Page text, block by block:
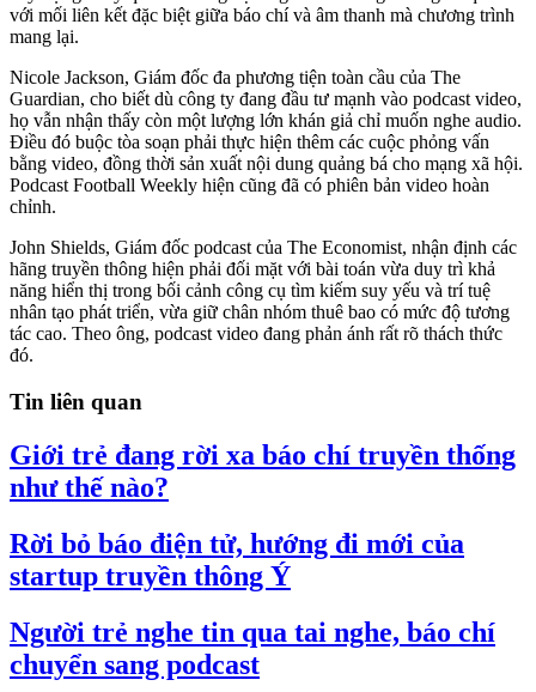
với mối liên kết đặc biệt giữa báo chí và âm thanh mà chương trình
mang lại.
Nicole Jackson, Giám đốc đa phương tiện toàn cầu của The
Guardian, cho biết dù công ty đang đầu tư mạnh vào podcast video,
họ vẫn nhận thấy còn một lượng lớn khán giả chỉ muốn nghe audio.
Điều đó buộc tòa soạn phải thực hiện thêm các cuộc phỏng vấn
bằng video, đồng thời sản xuất nội dung quảng bá cho mạng xã hội.
Podcast Football Weekly hiện cũng đã có phiên bản video hoàn
chỉnh.
John Shields, Giám đốc podcast của The Economist, nhận định các
hãng truyền thông hiện phải đối mặt với bài toán vừa duy trì khả
năng hiển thị trong bối cảnh công cụ tìm kiếm suy yếu và trí tuệ
nhân tạo phát triển, vừa giữ chân nhóm thuê bao có mức độ tương
tác cao. Theo ông, podcast video đang phản ánh rất rõ thách thức
đó.
Tin liên quan
Giới trẻ đang rời xa báo chí truyền thống
như thế nào?
Rời bỏ báo điện tử, hướng đi mới của
startup truyền thông Ý
Người trẻ nghe tin qua tai nghe, báo chí
chuyển sang podcast